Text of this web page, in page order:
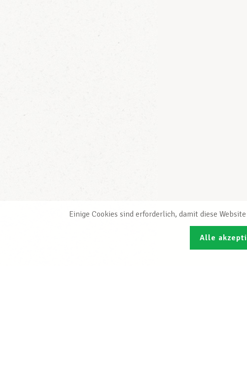
Einige Cookies sind erforderlich, damit diese
Alle